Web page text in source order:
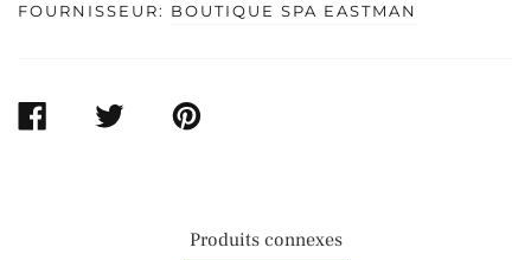
FOURNISSEUR: BOUTIQUE SPA EASTMAN
PARTAGERTWEETER ÉPINGLER
Produits connexes